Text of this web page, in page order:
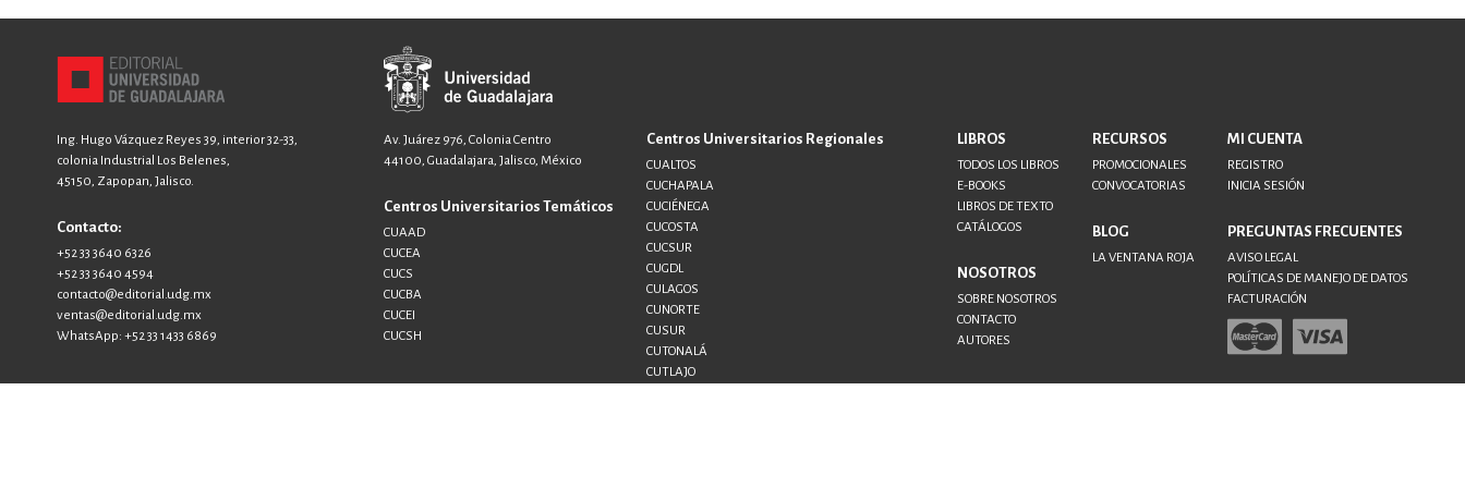
Ing. Hugo Vázquez Reyes 39, interior 32-33,
colonia Industrial Los Belenes,
45150, Zapopan, Jalisco.
Contacto:
+52 33 3640 6326
+52 33 3640 4594
contacto@editorial.udg.mx
ventas@editorial.udg.mx
WhatsApp: +52 33 1433 6869
Av. Juárez 976, Colonia Centro
44100, Guadalajara, Jalisco, México
Centros Universitarios Temáticos
CUAAD
CUCEA
CUCS
CUCBA
CUCEI
CUCSH
Centros Universitarios Regionales
CUALTOS
CUCHAPALA
CUCIÉNEGA
CUCOSTA
CUCSUR
CUGDL
CULAGOS
CUNORTE
CUSUR
CUTONALÁ
CUTLAJO
LIBROS
TODOS LOS LIBROS
E-BOOKS
LIBROS DE TEXTO
CATÁLOGOS
NOSOTROS
SOBRE NOSOTROS
CONTACTO
AUTORES
RECURSOS
PROMOCIONALES
CONVOCATORIAS
BLOG
LA VENTANA ROJA
MI CUENTA
REGISTRO
INICIA SESIÓN
PREGUNTAS FRECUENTES
AVISO LEGAL
POLÍTICAS DE MANEJO DE DATOS
FACTURACIÓN